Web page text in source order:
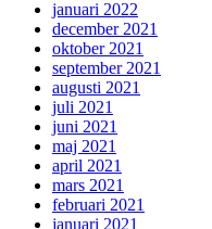
januari 2022
december 2021
oktober 2021
september 2021
augusti 2021
juli 2021
juni 2021
maj 2021
april 2021
mars 2021
februari 2021
januari 2021